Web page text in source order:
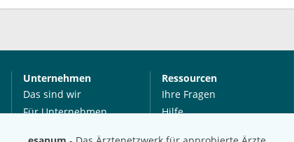
Unternehmen
Das sind wir
Für Unternehmen
Ressourcen
Ihre Fragen
Hilfe